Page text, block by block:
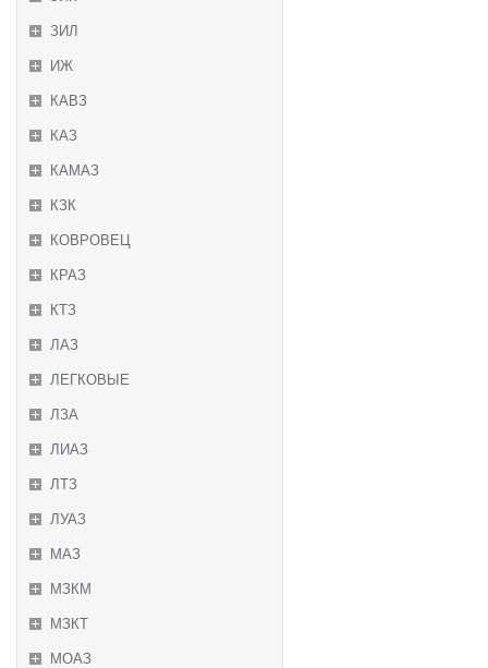
ЗИЛ
ИЖ
КАВЗ
КАЗ
КАМАЗ
КЗК
КОВРОВЕЦ
КРАЗ
КТЗ
ЛАЗ
ЛЕГКОВЫЕ
ЛЗА
ЛИАЗ
ЛТЗ
ЛУАЗ
МАЗ
МЗКМ
МЗКТ
МОАЗ